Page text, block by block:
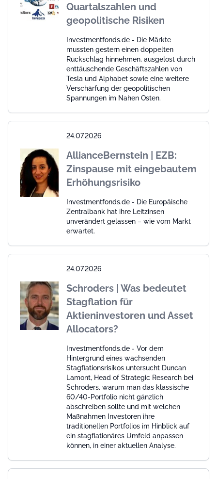
Quartalszahlen und
geopolitische Risiken
Investmentfonds.de - Die Märkte
mussten gestern einen doppelten
Rückschlag hinnehmen, ausgelöst durch
enttäuschende Geschäftszahlen von
Tesla und Alphabet sowie eine weitere
Verschärfung der geopolitischen
Spannungen im Nahen Osten.
24.07.2026
AllianceBernstein | EZB:
Zinspause mit eingebautem
Erhöhungsrisiko
Investmentfonds.de - Die Europäische
Zentralbank hat ihre Leitzinsen
unverändert gelassen – wie vom Markt
erwartet.
24.07.2026
Schroders | Was bedeutet
Stagflation für
Aktieninvestoren und Asset
Allocators?
Investmentfonds.de - Vor dem
Hintergrund eines wachsenden
Stagflationsrisikos untersucht Duncan
Lamont, Head of Strategic Research bei
Schroders, warum man das klassische
60/40-Portfolio nicht gänzlich
abschreiben sollte und mit welchen
Maßnahmen Investoren ihre
traditionellen Portfolios im Hinblick auf
ein stagflationäres Umfeld anpassen
können, in einer aktuellen Analyse.